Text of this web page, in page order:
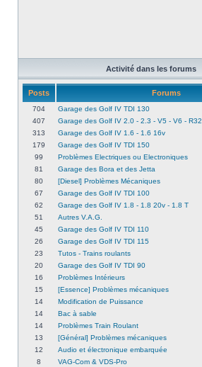
Activité dans les forums
Posts Forums
704
Garage des Golf IV TDI 130
407
Garage des Golf IV 2.0 - 2.3 - V5 - V6 - R32
313
Garage des Golf IV 1.6 - 1.6 16v
179
Garage des Golf IV TDI 150
99
Problèmes Electriques ou Electroniques
81
Garage des Bora et des Jetta
80
[Diesel] Problèmes Mécaniques
67
Garage des Golf IV TDI 100
62
Garage des Golf IV 1.8 - 1.8 20v - 1.8 T
51
Autres V.A.G.
45
Garage des Golf IV TDI 110
26
Garage des Golf IV TDI 115
23
Tutos - Trains roulants
20
Garage des Golf IV TDI 90
16
Problèmes Intérieurs
15
[Essence] Problèmes mécaniques
14
Modification de Puissance
14
Bac à sable
14
Problèmes Train Roulant
13
[Général] Problèmes mécaniques
12
Audio et électronique embarquée
8
VAG-Com & VDS-Pro